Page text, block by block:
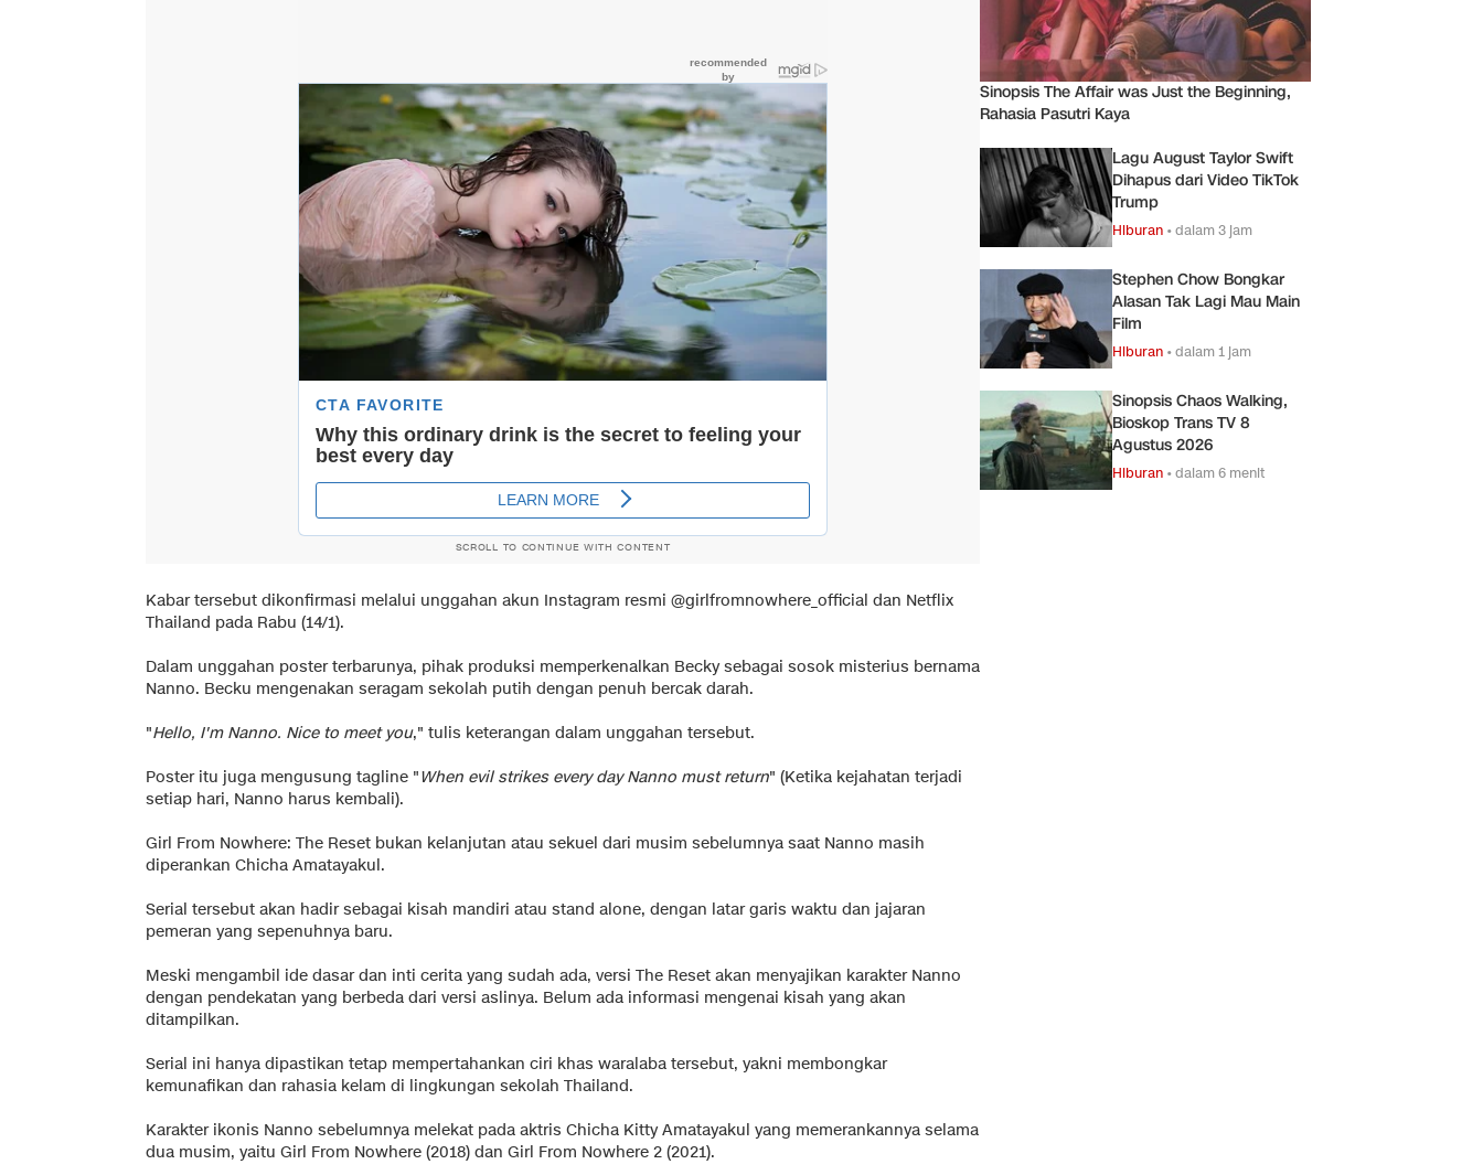
SCROLL TO CONTINUE WITH CONTENT
Kabar tersebut dikonfirmasi melalui unggahan akun Instagram resmi @girlfromnowhere_official dan Netflix
Thailand pada Rabu (14/1).
Dalam unggahan poster terbarunya, pihak produksi memperkenalkan Becky sebagai sosok misterius bernama
Nanno. Becku mengenakan seragam sekolah putih dengan penuh bercak darah.
"Hello, I'm Nanno. Nice to meet you," tulis keterangan dalam unggahan tersebut.
Poster itu juga mengusung tagline "When evil strikes every day Nanno must return" (Ketika kejahatan terjadi
setiap hari, Nanno harus kembali).
Girl From Nowhere: The Reset bukan kelanjutan atau sekuel dari musim sebelumnya saat Nanno masih
diperankan Chicha Amatayakul.
Serial tersebut akan hadir sebagai kisah mandiri atau stand alone, dengan latar garis waktu dan jajaran
pemeran yang sepenuhnya baru.
Meski mengambil ide dasar dan inti cerita yang sudah ada, versi The Reset akan menyajikan karakter Nanno
dengan pendekatan yang berbeda dari versi aslinya. Belum ada informasi mengenai kisah yang akan
ditampilkan.
Serial ini hanya dipastikan tetap mempertahankan ciri khas waralaba tersebut, yakni membongkar
kemunafikan dan rahasia kelam di lingkungan sekolah Thailand.
Karakter ikonis Nanno sebelumnya melekat pada aktris Chicha Kitty Amatayakul yang memerankannya selama
dua musim, yaitu Girl From Nowhere (2018) dan Girl From Nowhere 2 (2021).
Sinopsis The Affair was Just the Beginning,
Rahasia Pasutri Kaya
Lagu August Taylor Swift
Dihapus dari Video TikTok
Trump
Hiburan •dalam 3 jam
Stephen Chow Bongkar
Alasan Tak Lagi Mau Main
Film
Hiburan •dalam 1 jam
Sinopsis Chaos Walking,
Bioskop Trans TV 8
Agustus 2026
Hiburan •dalam 6 menit